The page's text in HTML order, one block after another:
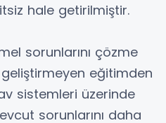
hale getirilmiştir.
sorunlarını çözme
eğitimden
sistemleri üzerinde
sorunlarını daha